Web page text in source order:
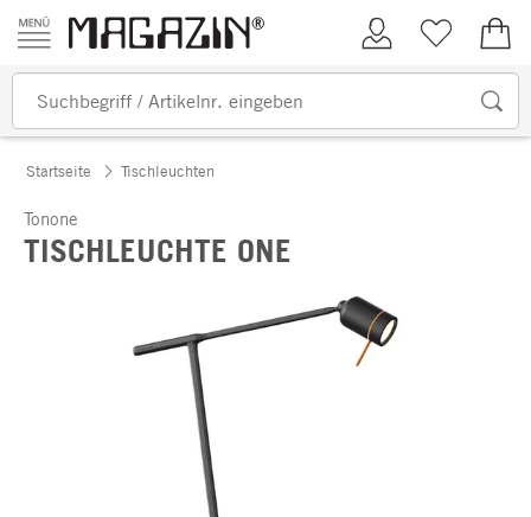
Zum Inhalt springen
Kundenkonto
Merkliste
Startseite Tischleuchten
Tonone
TISCHLEUCHTE ONE